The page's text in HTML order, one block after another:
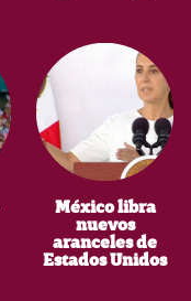
México libra
nuevos
aranceles de
Estados Unidos